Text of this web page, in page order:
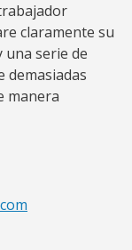
claramente su
una serie de
demasiadas
manera